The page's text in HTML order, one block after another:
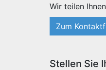
Wir teilen
Zum
Stellen Sie